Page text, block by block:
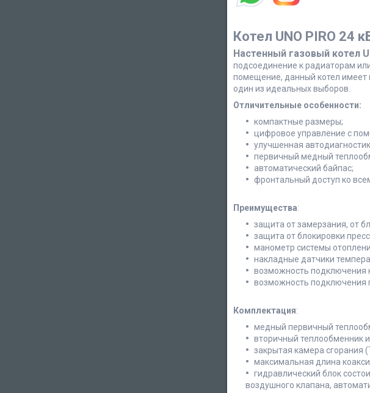
Котел UNO PIRO 24
Настенный газовый котел
подсоединение к радиаторам
помещение, данный котел имеет
один из идеальных выборов.
Отличительные особенности:
компактные размеры;
цифровое управление с
улучшенная
первичный медный
автоматический байпас;
фронтальный доступ ко
Преимущества:
защита от замерзания, от
защита от блокировки
манометр системы
накладные датчики
возможность подключения
возможность подключения
Комплектация:
медный первичный
вторичный теплообменник
закрытая камера сгорания
максимальная длина
гидравлический блок
воздушного клапана,